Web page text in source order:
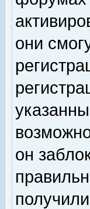
они
он